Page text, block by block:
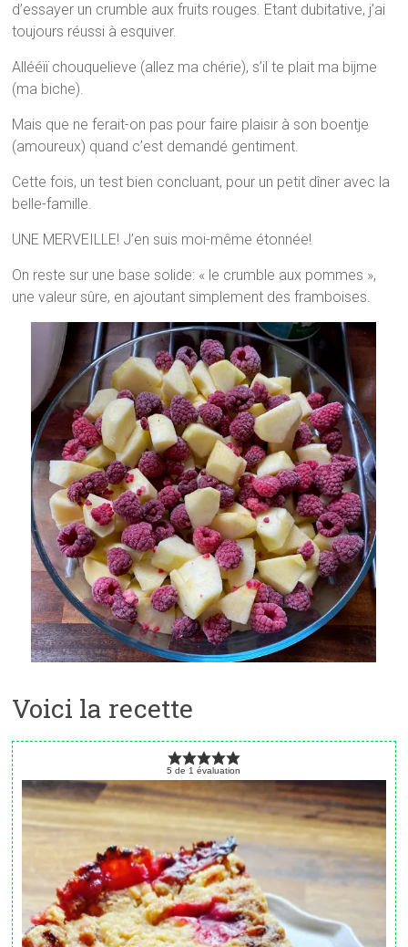
d’essayer un crumble aux fruits rouges. Etant dubitative, j’ai
toujours réussi à esquiver.
Allééïï chouquelieve (allez ma chérie), s’il te plait ma bijme
(ma biche).
Mais que ne ferait-on pas pour faire plaisir à son boentje
(amoureux) quand c’est demandé gentiment.
Cette fois, un test bien concluant, pour un petit dîner avec la
belle-famille.
UNE MERVEILLE! J’en suis moi-même étonnée!
On reste sur une base solide: « le crumble aux pommes »,
une valeur sûre, en ajoutant simplement des framboises.
Voici la recette
5 de1 évaluation